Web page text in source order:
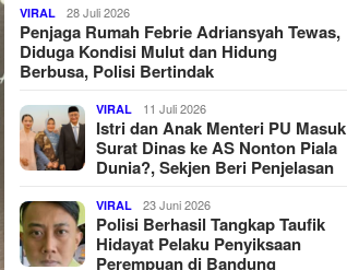
VIRAL 28 Juli 2026
Penjaga Rumah Febrie Adriansyah Tewas,
Diduga Kondisi Mulut dan Hidung
Berbusa, Polisi Bertindak
VIRAL 11 Juli 2026
Istri dan Anak Menteri PU Masuk
Surat Dinas ke AS Nonton Piala
Dunia?, Sekjen Beri Penjelasan
VIRAL 23 Juni 2026
Polisi Berhasil Tangkap Taufik
Hidayat Pelaku Penyiksaan
Perempuan di Bandung